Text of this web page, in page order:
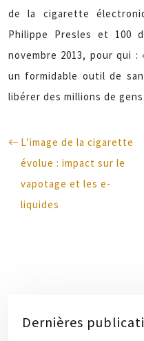
de la cigarette
Philippe Presles et 100
novembre 2013, pour qui
un formidable outil de
libérer des millions de gens
L’image de la cigarette
évolue : impact sur le
vapotage et les e-
liquides
Dernières